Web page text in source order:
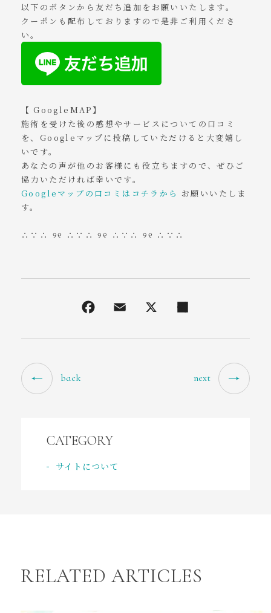
以下のボタンから友だち追加をお願いいたします。
クーポンも配布しておりますので是非ご利用くださ
い。
【⁡⁡GoogleMAP】
施術を受けた後の感想やサービスについての口コミ
を、Googleマップに投稿していただけると大変嬉し
いです。
あなたの声が他のお客様にも役立ちますので、ぜひご
協力いただければ幸いです。
Googleマップの口コミはコチラから お願いいたしま
す。
∴∵∴ ୨୧ ∴∵∴ ୨୧ ∴∵∴ ୨୧ ∴∵∴⁡
back next
CATEGORY
サイトについて
RELATED ARTICLES